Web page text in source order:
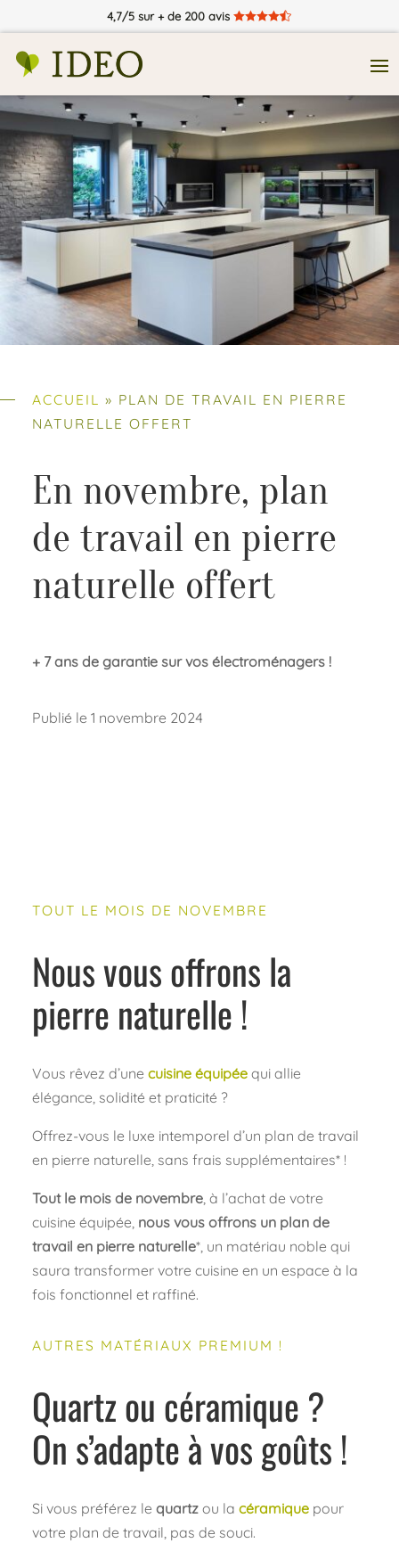
4,7/5 sur + de 200 avis
ACCUEIL » PLAN DE TRAVAIL EN PIERRE
NATURELLE OFFERT
En novembre, plan
de travail en pierre
naturelle offert
+ 7 ans de garantie sur vos électroménagers !
Publié le 1 novembre 2024
TOUT LE MOIS DE NOVEMBRE
Nous vous offrons la
pierre naturelle !
Vous rêvez d’une cuisine équipéequi allie
élégance, solidité et praticité ?
Offrez-vous le luxe intemporel d’un plan de travail
en pierre naturelle, sans frais supplémentaires* !
Tout le mois de novembre, à l’achat de votre
cuisine équipée, nous vous offrons un plan de
travail en pierre naturelle*, un matériau noble qui
saura transformer votre cuisine en un espace à la
fois fonctionnel et raffiné.
AUTRES MATÉRIAUX PREMIUM !
Quartz ou céramique ?
On s’adapte à vos goûts !
Si vous préférez le quartzou la céramique pour
votre plan de travail, pas de souci.